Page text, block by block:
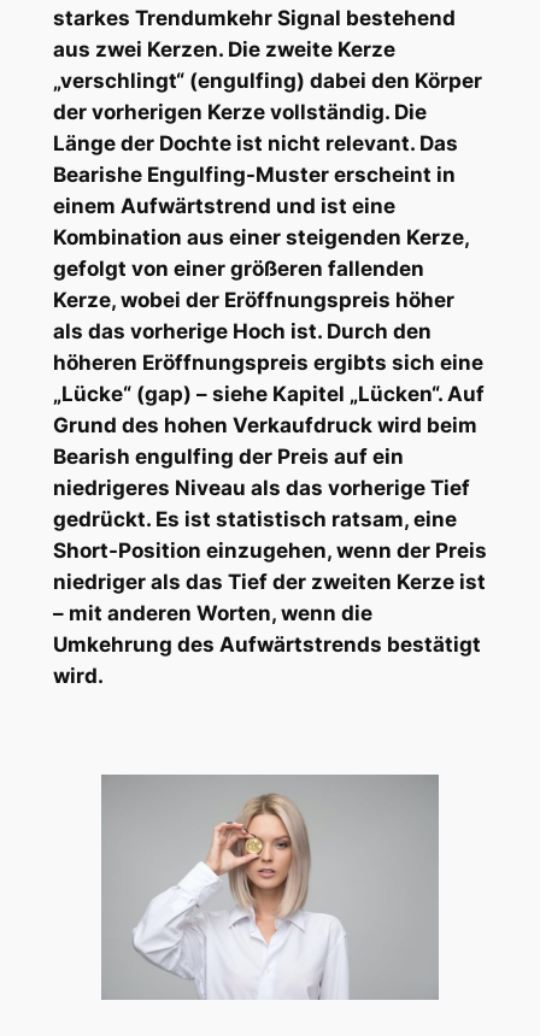
starkes Trendumkehr Signal bestehend
aus zwei Kerzen. Die zweite Kerze
„verschlingt“ (engulfing) dabei den Körper
der vorherigen Kerze vollständig. Die
Länge der Dochte ist nicht relevant. Das
Bearishe Engulfing-Muster erscheint in
einem Aufwärtstrend und ist eine
Kombination aus einer steigenden Kerze,
gefolgt von einer größeren fallenden
Kerze, wobei der Eröffnungspreis höher
als das vorherige Hoch ist. Durch den
höheren Eröffnungspreis ergibts sich eine
„Lücke“ (gap) – siehe Kapitel „Lücken“. Auf
Grund des hohen Verkaufdruck wird beim
Bearish engulfing der Preis auf ein
niedrigeres Niveau als das vorherige Tief
gedrückt. Es ist statistisch ratsam, eine
Short-Position einzugehen, wenn der Preis
niedriger als das Tief der zweiten Kerze ist
– mit anderen Worten, wenn die
Umkehrung des Aufwärtstrends bestätigt
wird.